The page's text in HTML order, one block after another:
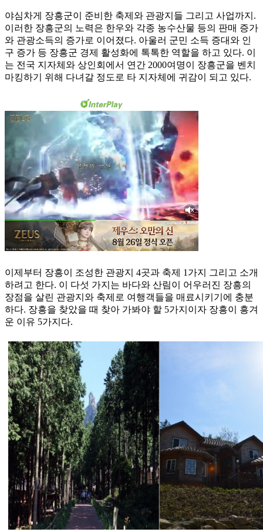
야심차게 장흥군이 준비한 축제와 관광지들 그리고 사업까지.
이러한 장흥군의 노력은 한우와 각종 농수산물 등의 판매 증가
와 관광소득의 증가로 이어졌다. 아울러 군민 소득 증대와 인
구 증가 등 장흥군 경제 활성화에 톡톡한 역할을 하고 있다. 이
는 전국 지자체와 상인회에서 연간 2000여명이 장흥군을 벤치
마킹하기 위해 다녀갈 정도로 타 지자체에 귀감이 되고 있다.
이제부터 장흥이 조성한 관광지 4곳과 축제 1가지 그리고 소개
하려고 한다. 이 다섯 가지는 바다와 산림이 어우러진 장흥의
장점을 살린 관광지와 축제로 여행객들을 매료시키기에 충분
하다. 장흥을 찾았을 때 찾아 가봐야 할 5가지이자 장흥이 흥겨
운 이유 5가지다.